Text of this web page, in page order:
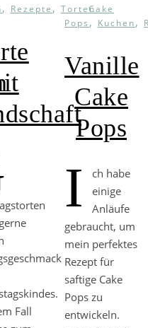
, Rezepte , Torten
Fall
Cake
Pops , Kuchen,
Vanille
Cake
Pops
I
ch habe
einige
Anläufe
gebraucht, um
mein perfektes
Rezept für
saftige Cake
Pops zu
entwickeln.